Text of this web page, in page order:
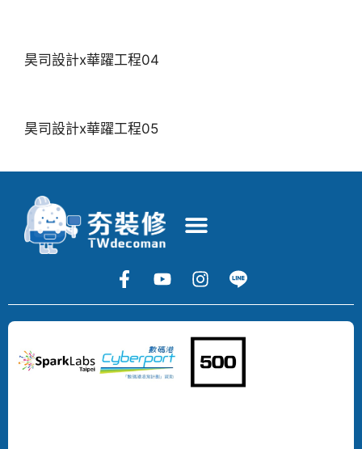
昊司設計x華躍工程04
昊司設計x華躍工程05
Copyright
2024
DECOMAN